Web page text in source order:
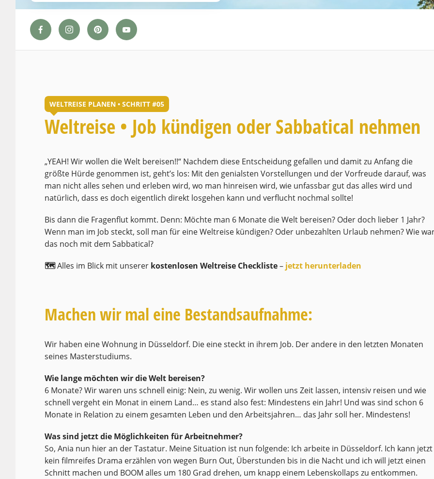
WELTREISE PLANEN • SCHRITT #05
Weltreise • Job kündigen oder Sabbatical nehmen
„YEAH! Wir wollen die Welt bereisen!!“ Nachdem diese Entscheidung gefallen und damit zu Anfang die
größte Hürde genommen ist, geht’s los: Mit den genialsten Vorstellungen und der Vorfreude darauf, was
man nicht alles sehen und erleben wird, wo man hinreisen wird, wie unfassbar gut das alles wird und
natürlich, dass es doch eigentlich direkt losgehen kann und verflucht nochmal sollte!
Bis dann die Fragenflut kommt. Denn: Möchte man 6 Monate die Welt bereisen? Oder doch lieber 1 Jahr?
Wenn man im Job steckt, soll man für eine Weltreise kündigen? Oder unbezahlten Urlaub nehmen? Wie
das noch mit dem Sabbatical?
🗺Alles im Blick mit unserer kostenlosen Weltreise Checkliste– jetzt herunterladen
Machen wir mal eine Bestandsaufnahme:
Wir haben eine Wohnung in Düsseldorf. Die eine steckt in ihrem Job. Der andere in den letzten Monaten
seines Masterstudiums.
Wie lange möchten wir die Welt bereisen?
6 Monate? Wir waren uns schnell einig: Nein, zu wenig. Wir wollen uns Zeit lassen, intensiv reisen und wie
schnell vergeht ein Monat in einem Land… es stand also fest: Mindestens ein Jahr! Und was sind schon 6
Monate in Relation zu einem gesamten Leben und den Arbeitsjahren… das Jahr soll her. Mindestens!
Was sind jetzt die Möglichkeiten für Arbeitnehmer?
So, Ania nun hier an der Tastatur. Meine Situation ist nun folgende: Ich arbeite in Düsseldorf. Ich kann jetzt
kein filmreifes Drama erzählen von wegen Burn Out, Überstunden bis in die Nacht und ich will jetzt einen
Schnitt machen und BOOM alles um 180 Grad drehen, um knapp einem Lebenskollaps zu entkommen.